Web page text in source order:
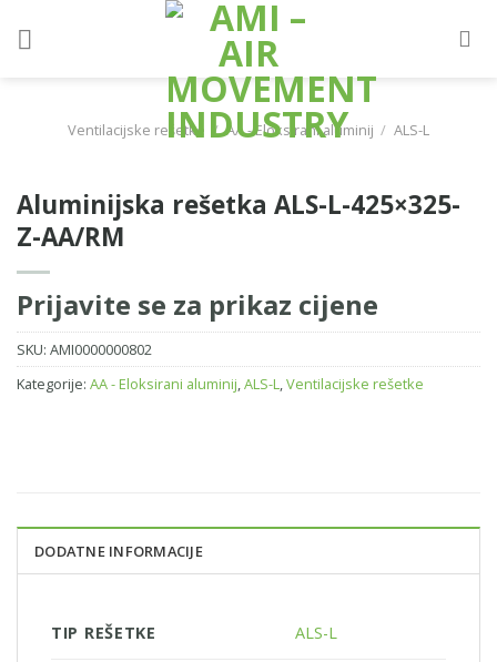
Ventilacijske rešetke / AA - Eloksirani aluminij / ALS-L
Aluminijska rešetka ALS-L-425×325-
Z-AA/RM
Prijavite se za prikaz cijene
SKU: AMI0000000802
Kategorije: AA - Eloksirani aluminij,ALS-L,Ventilacijske rešetke
DODATNE INFORMACIJE
TIP REŠETKE ALS-L